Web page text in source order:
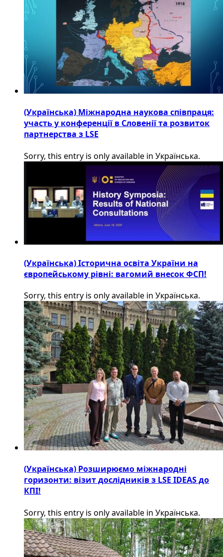
(Українська) Міжнародна наукова співпраця:
участь у конференції в Словенії та розвиток
партнерства з LSE
Sorry, this entry is only available in Українська.
(Українська) Історична освіта України на
європейському рівні: вагомий внесок ФСП!
Sorry, this entry is only available in Українська.
(Українська) Розширюємо міжнародні
горизонти: візит дослідників з LSE IDEAS до
КПІ!
Sorry, this entry is only available in Українська.